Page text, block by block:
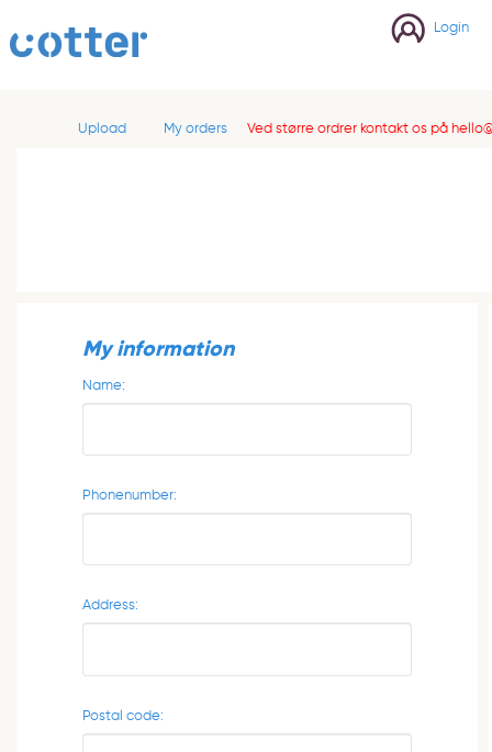
cotter Login
Upload My orders Ved større ordrer kontakt os på
My information
Name:
Phonenumber:
Address:
Postal code: